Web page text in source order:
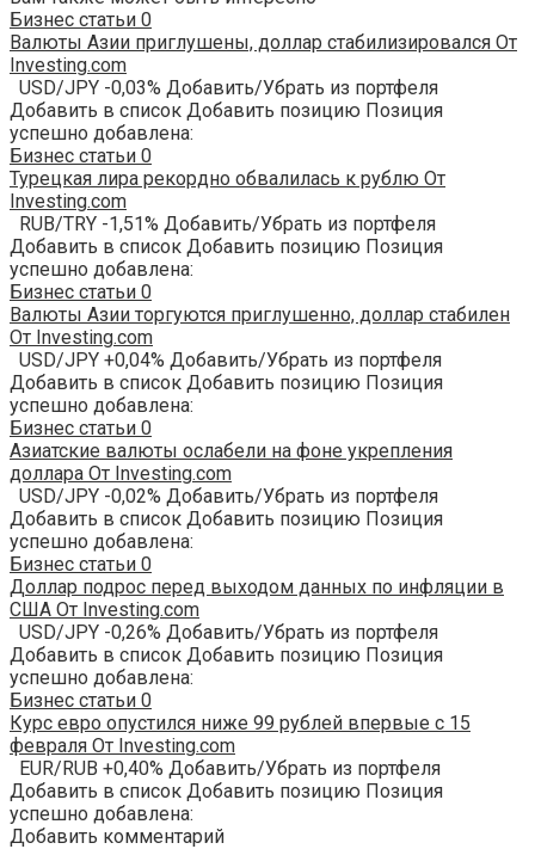
Бизнес статьи 0
Валюты Азии приглушены, доллар стабилизировался От
Investing.com
USD/JPY -0,03% Добавить/Убрать из портфеля
Добавить в список Добавить позицию Позиция
успешно добавлена:
Бизнес статьи 0
Турецкая лира рекордно обвалилась к рублю От
Investing.com
RUB/TRY -1,51% Добавить/Убрать из портфеля
Добавить в список Добавить позицию Позиция
успешно добавлена:
Бизнес статьи 0
Валюты Азии торгуются приглушенно, доллар стабилен
От Investing.com
USD/JPY +0,04% Добавить/Убрать из портфеля
Добавить в список Добавить позицию Позиция
успешно добавлена:
Бизнес статьи 0
Азиатские валюты ослабели на фоне укрепления
доллара От Investing.com
USD/JPY -0,02% Добавить/Убрать из портфеля
Добавить в список Добавить позицию Позиция
успешно добавлена:
Бизнес статьи 0
Доллар подрос перед выходом данных по инфляции в
США От Investing.com
USD/JPY -0,26% Добавить/Убрать из портфеля
Добавить в список Добавить позицию Позиция
успешно добавлена:
Бизнес статьи 0
Курс евро опустился ниже 99 рублей впервые с 15
февраля От Investing.com
EUR/RUB +0,40% Добавить/Убрать из портфеля
Добавить в список Добавить позицию Позиция
успешно добавлена:
Добавить комментарий